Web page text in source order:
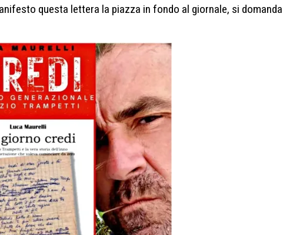
questa lettera la piazza in fondo al giornale, si domanda